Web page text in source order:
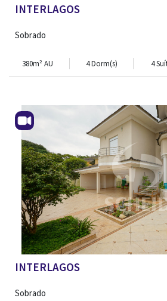
INTERLAGOS
Sobrado
380m² AU 4 Dorm(s) 4
INTERLAGOS
Sobrado